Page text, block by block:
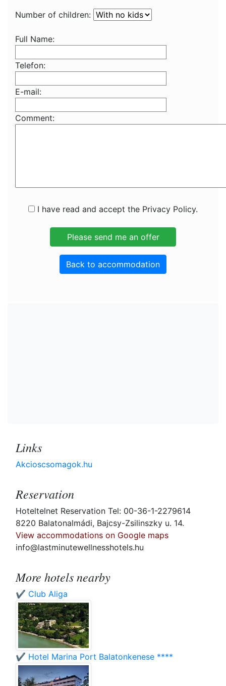
Number of children:
Full Name:
Telefon:
E-mail:
Comment:
I have read and accept the Privacy Policy.
Back to accommodation
Links
Akcioscsomagok.hu
Reservation
Hoteltelnet Reservation Tel: 00-36-1-2279614
8220 Balatonalmádi, Bajcsy-Zsilinszky u. 14.
View accommodations on Google maps
info@lastminutewellnesshotels.hu
More hotels nearby
✔️ Club Aliga
✔️ Hotel Marina Port Balatonkenese ****